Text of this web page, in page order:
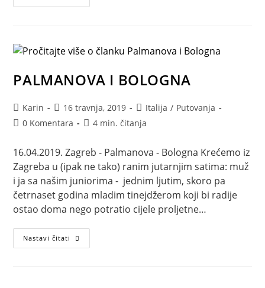
u
PALMANOVA I BOLOGNA
Autor
objave:
Karin
Objava
objavljena:
16 travnja, 2019
Kategorija
objave:
Italija / Putovanja
Komentari
0 Komentara
Vrijeme
4 min. čitanja
16.04.2019. Zagreb - Palmanova - Bologna Krećemo iz
Zagreba u (ipak ne tako) ranim jutarnjim satima: muž
i ja sa našim juniorima - jednim ljutim, skoro pa
četrnaset godina mladim tinejdžerom koji bi radije
ostao doma nego potratio cijele proljetne…
Nastavi čitati Palmanova
i